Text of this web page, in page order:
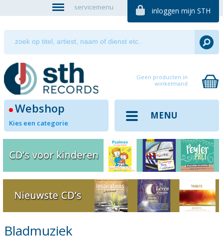
servicemenu inloggen mijn STH
Geen producten in
winkelmand
Webshop
Kies een categorie
MENU
Bladmuziek